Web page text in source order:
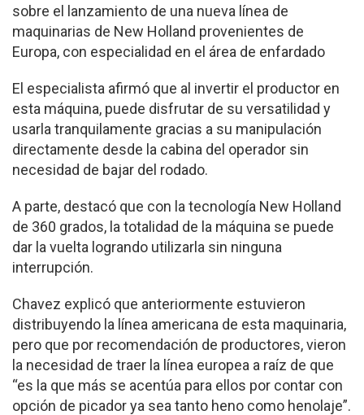
sobre el lanzamiento de una nueva línea de
maquinarias de New Holland provenientes de
Europa, con especialidad en el área de enfardado
El especialista afirmó que al invertir el productor en
esta máquina, puede disfrutar de su versatilidad y
usarla tranquilamente gracias a su manipulación
directamente desde la cabina del operador sin
necesidad de bajar del rodado.
A parte, destacó que con la tecnología New Holland
de 360 grados, la totalidad de la máquina se puede
dar la vuelta logrando utilizarla sin ninguna
interrupción.
Chavez explicó que anteriormente estuvieron
distribuyendo la línea americana de esta maquinaria,
pero que por recomendación de productores, vieron
la necesidad de traer la línea europea a raíz de que
“es la que más se acentúa para ellos por contar con
opción de picador ya sea tanto heno como henolaje”.